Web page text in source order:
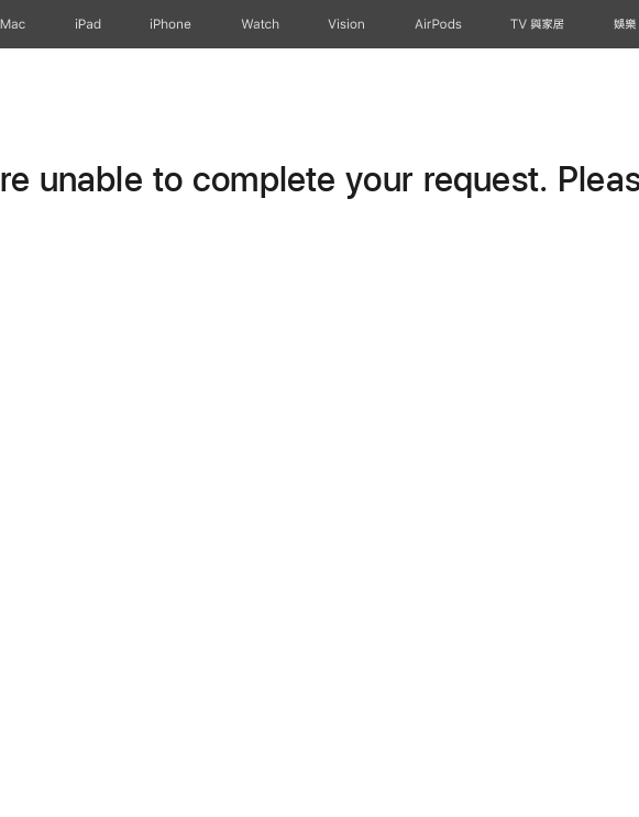
Mac iPad iPhone Watch Vision AirPods TV 與家居 娛樂
unable to complete your request.